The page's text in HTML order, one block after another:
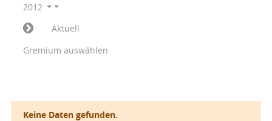
2012
Aktuell
Gremium auswählen
Keine Daten gefunden.